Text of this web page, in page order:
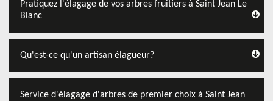
Pratiquez l'élagage de vos arbres fruitiers à Saint Jean Le
Blanc
Qu'est-ce qu'un artisan élagueur?
Service d'élagage d'arbres de premier choix à Saint Jean